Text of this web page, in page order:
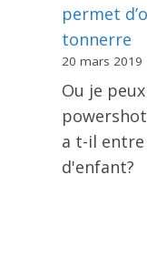
permet
tonnerre
20 mars 2019
Ou je
a t-il
d'enfant?